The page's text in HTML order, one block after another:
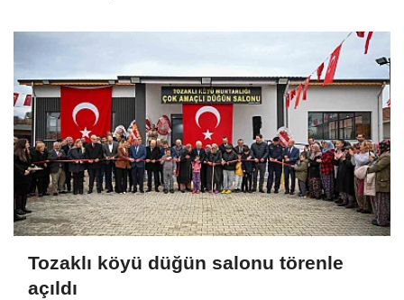
Tozaklı köyü düğün salonu törenle
açıldı